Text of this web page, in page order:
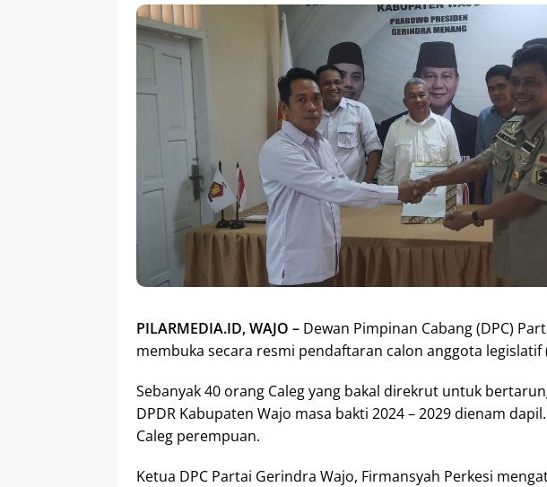
PILARMEDIA.ID, WAJO – Dewan Pimpinan Cabang (DPC)
membuka secara resmi pendaftaran calon anggota legislatif
Sebanyak 40 orang Caleg yang bakal direkrut untuk
DPDR Kabupaten Wajo masa bakti 2024 – 2029 dienam
Caleg perempuan.
Ketua DPC Partai Gerindra Wajo, Firmansyah Perkesi